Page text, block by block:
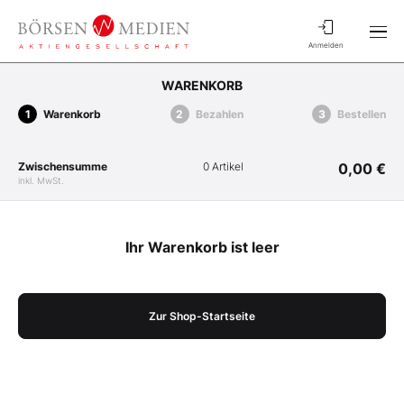
Anmelden
WARENKORB
Warenkorb Bezahlen Bestellen
Zwischensumme
inkl. MwSt.
0 Artikel 0,00 €
Ihr Warenkorb ist leer
Zur Shop-Startseite